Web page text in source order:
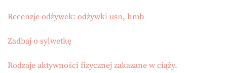
Recenzje odżywek: odżywki usn, hmb
Zadbaj o sylwetkę
Rodzaje aktywności fizycznej zakazane w ciąży.